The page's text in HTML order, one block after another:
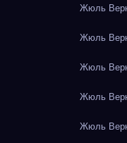
Жюль
Жюль
Жюль
Жюль
Жюль